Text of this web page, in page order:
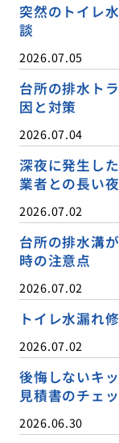
突然のトイレ
談
2026.07.05
台所の排水ト
因と対策
2026.07.04
深夜に発生し
業者との長い夜
2026.07.02
台所の排水溝
時の注意点
2026.07.02
トイレ水漏れ
2026.07.02
後悔しないキ
見積書のチェ
2026.06.30